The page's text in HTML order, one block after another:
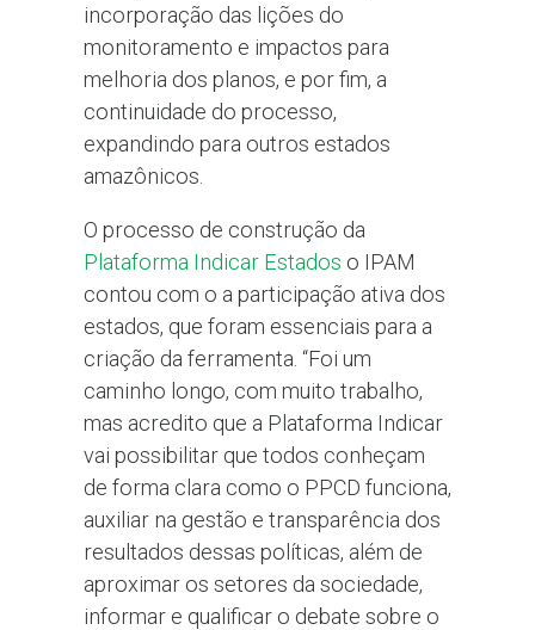
incorporação das lições do
monitoramento e impactos para
melhoria dos planos, e por fim, a
continuidade do processo,
expandindo para outros estados
amazônicos.
O processo de construção da
Plataforma Indicar Estados o IPAM
contou com o a participação ativa dos
estados, que foram essenciais para a
criação da ferramenta. “Foi um
caminho longo, com muito trabalho,
mas acredito que a Plataforma Indicar
vai possibilitar que todos conheçam
de forma clara como o PPCD funciona,
auxiliar na gestão e transparência dos
resultados dessas políticas, além de
aproximar os setores da sociedade,
informar e qualificar o debate sobre o